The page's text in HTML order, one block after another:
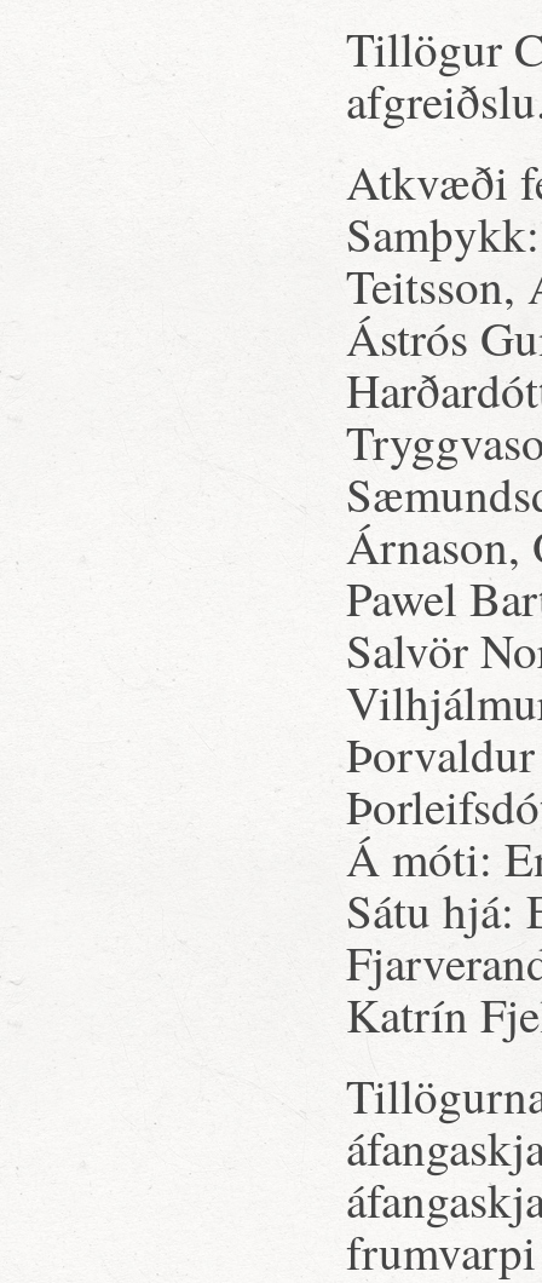
Tillögur
Atkvæði
Teitsson,
Ástrós
Árnason,
Pawel
Salvör
Á móti:
Sátu hjá:
Katrín